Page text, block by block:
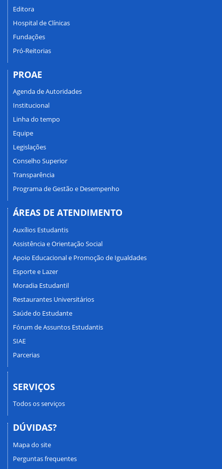
Editora
Hospital de Clínicas
Fundações
Pró-Reitorias
PROAE
Agenda de Autoridades
Institucional
Linha do tempo
Equipe
Legislações
Conselho Superior
Transparência
Programa de Gestão e Desempenho
ÁREAS DE ATENDIMENTO
Auxílios Estudantis
Assistência e Orientação Social
Apoio Educacional e Promoção de Igualdades
Esporte e Lazer
Moradia Estudantil
Restaurantes Universitários
Saúde do Estudante
Fórum de Assuntos Estudantis
SIAE
Parcerias
SERVIÇOS
Todos os serviços
DÚVIDAS?
Mapa do site
Perguntas frequentes